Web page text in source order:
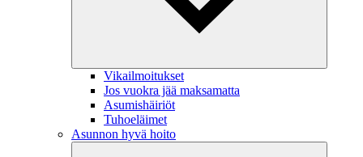
Vikailmoitukset
Jos vuokra jää maksamatta
Asumishäiriöt
Tuhoeläimet
Asunnon hyvä hoito